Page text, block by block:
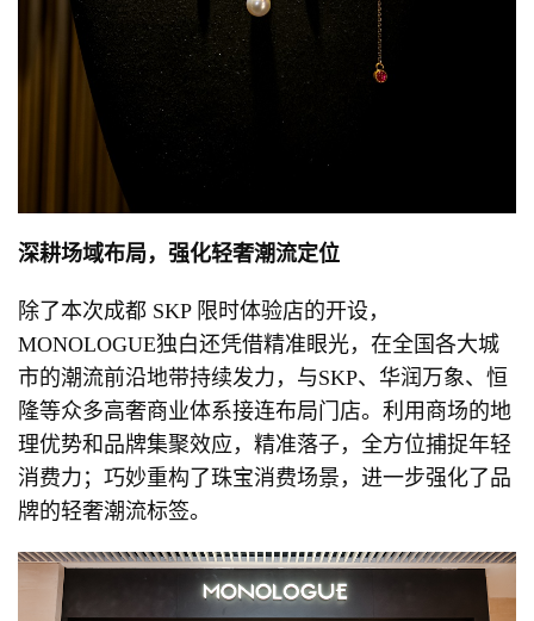
深耕场域布局，强化轻奢潮流定位
除了本次成都 SKP 限时体验店的开设，
MONOLOGUE独白还凭借精准眼光，在全国各大城
市的潮流前沿地带持续发力，与SKP、华润万象、恒
隆等众多高奢商业体系接连布局门店。利用商场的地
理优势和品牌集聚效应，精准落子，全方位捕捉年轻
消费力；巧妙重构了珠宝消费场景，进一步强化了品
牌的轻奢潮流标签。